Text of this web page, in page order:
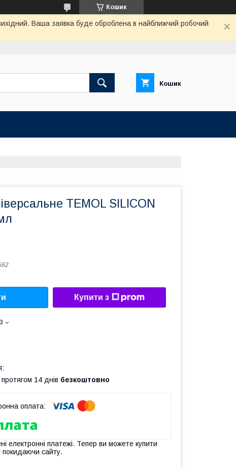
Кошик
Ваша заявка буде оброблена в найближчий робочий
Кошик
TEMOL SILICON
Купити з
14 днів безкоштовно
електронні платежі. Тепер ви можете купити
покидаючи сайту.